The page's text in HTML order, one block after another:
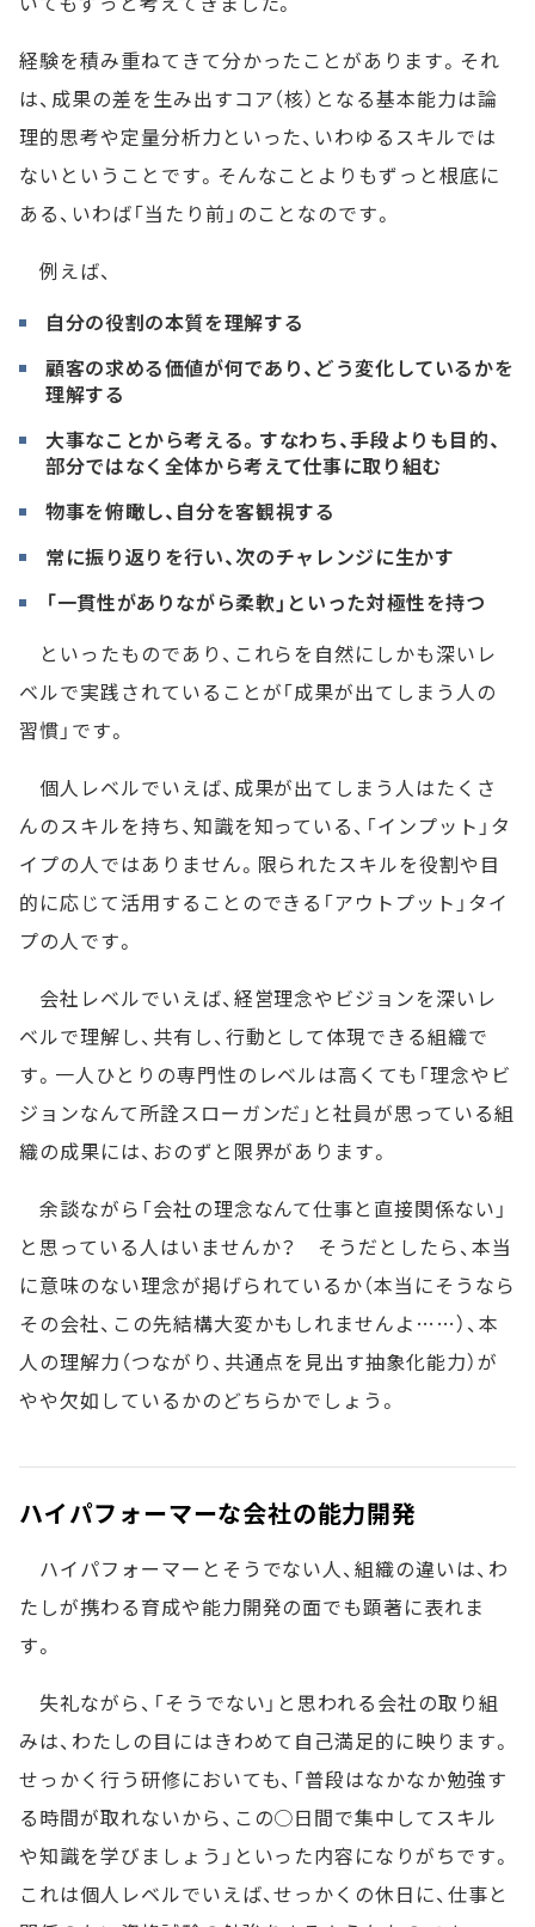
経験を積み重ねてきて分かったことがあります。それ
は、成果の差を生み出すコア（核）となる基本能力は論
理的思考や定量分析力といった、いわゆるスキルでは
ないということです。そんなことよりもずっと根底に
ある、いわば「当たり前」のことなのです。
例えば、
自分の役割の本質を理解する
顧客の求める価値が何であり、どう変化しているかを
理解する
大事なことから考える。すなわち、手段よりも目的、
部分ではなく全体から考えて仕事に取り組む
物事を俯瞰し、自分を客観視する
常に振り返りを行い、次のチャレンジに生かす
「一貫性がありながら柔軟」といった対極性を持つ
といったものであり、これらを自然にしかも深いレ
ベルで実践されていることが「成果が出てしまう人の
習慣」です。
個人レベルでいえば、成果が出てしまう人はたくさ
んのスキルを持ち、知識を知っている、「インプット」タ
イプの人ではありません。限られたスキルを役割や目
的に応じて活用することのできる「アウトプット」タイ
プの人です。
会社レベルでいえば、経営理念やビジョンを深いレ
ベルで理解し、共有し、行動として体現できる組織で
す。一人ひとりの専門性のレベルは高くても「理念やビ
ジョンなんて所詮スローガンだ」と社員が思っている組
織の成果には、おのずと限界があります。
余談ながら「会社の理念なんて仕事と直接関係ない」
と思っている人はいませんか？ そうだとしたら、本当
に意味のない理念が掲げられているか（本当にそうなら
その会社、この先結構大変かもしれませんよ……）、本
人の理解力（つながり、共通点を見出す抽象化能力）が
やや欠如しているかのどちらかでしょう。
ハイパフォーマーな会社の能力開発
ハイパフォーマーとそうでない人、組織の違いは、わ
たしが携わる育成や能力開発の面でも顕著に表れま
す。
失礼ながら、「そうでない」と思われる会社の取り組
みは、わたしの目にはきわめて自己満足的に映ります。
せっかく行う研修においても、「普段はなかなか勉強す
る時間が取れないから、この○日間で集中してスキル
や知識を学びましょう」といった内容になりがちです。
これは個人レベルでいえば、せっかくの休日に、仕事と